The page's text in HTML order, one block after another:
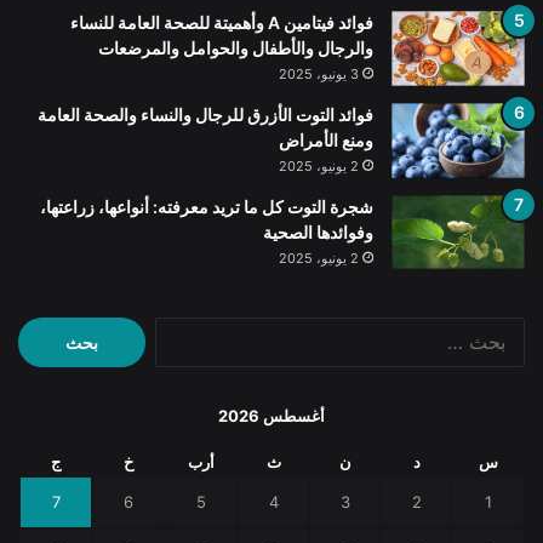
فوائد فيتامين A وأهميتة للصحة العامة للنساء
والرجال والأطفال والحوامل والمرضعات
3 يونيو، 2025
فوائد التوت الأزرق للرجال والنساء والصحة العامة
ومنع الأمراض
2 يونيو، 2025
شجرة التوت كل ما تريد معرفته: أنواعها، زراعتها،
وفوائدها الصحية
2 يونيو، 2025
البحث
عن:
أغسطس 2026
س د ن ث أرب خ ج
1
2
3
4
5
6
7